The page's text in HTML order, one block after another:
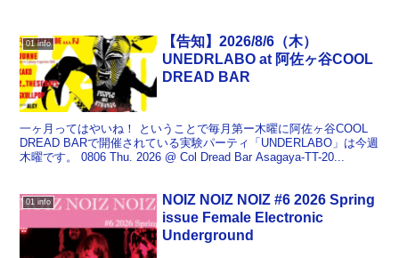
01 info
【告知】2026/8/6（木）
UNEDRLABO at 阿佐ヶ谷COOL
DREAD BAR
一ヶ月ってはやいね！ ということで毎月第ー木曜に阿佐ヶ谷COOL
DREAD BARで開催されている実験パーティ「UNDERLABO」は今週
木曜です。 0806 Thu. 2026 @ Col Dread Bar Asagaya-TT-20...
01 info
NOIZ NOIZ NOIZ #6 2026 Spring
issue Female Electronic
Underground